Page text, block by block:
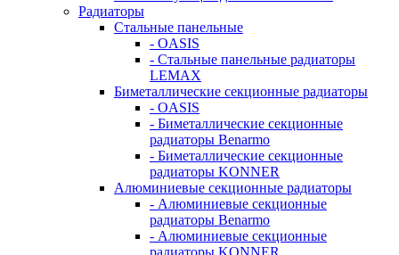
Радиаторы
Стальные панельные
- OASIS
- Стальные панельные радиаторы
LEMAX
Биметаллические секционные радиаторы
- OASIS
- Биметаллические секционные
радиаторы Benarmo
- Биметаллические секционные
радиаторы KONNER
Алюминиевые секционные радиаторы
- Алюминиевые секционные
радиаторы Benarmo
- Алюминиевые секционные
радиаторы KONNER